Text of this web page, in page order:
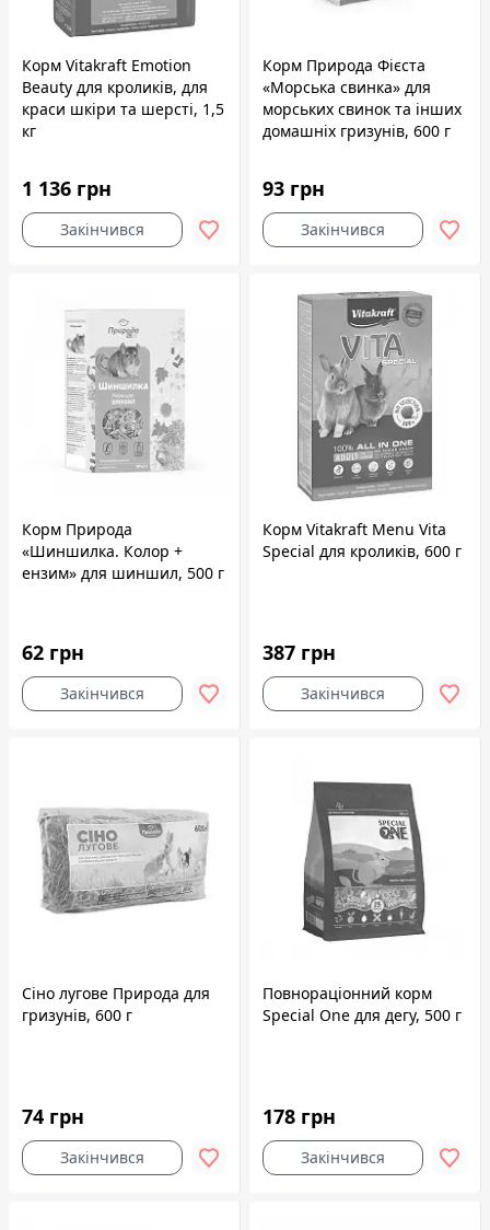
Корм Vitakraft Emotion
Beauty для кроликів, для
краси шкіри та шерсті, 1,5
кг
1 136 грн
Закінчився
Корм Природа Фієста
«Морська свинка» для
морських свинок та інших
домашніх гризунів, 600 г
93 грн
Закінчився
Корм Природа
«Шиншилка. Колор +
ензим» для шиншил, 500 г
62 грн
Закінчився
Корм Vitakraft Menu Vita
Special для кроликів, 600 г
387 грн
Закінчився
Сіно лугове Природа для
гризунів, 600 г
74 грн
Закінчився
Повнораціонний корм
Speciаl One для дегу, 500 г
178 грн
Закінчився